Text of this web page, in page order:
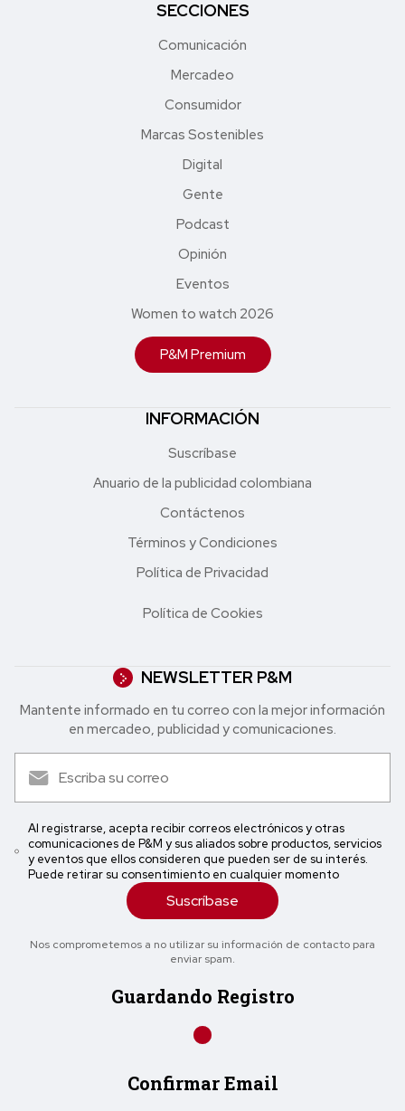
SECCIONES
Comunicación
Mercadeo
Consumidor
Marcas Sostenibles
Digital
Gente
Podcast
Opinión
Eventos
Women to watch 2026
P&M Premium
INFORMACIÓN
Suscríbase
Anuario de la publicidad colombiana
Contáctenos
Términos y Condiciones
Política de Privacidad
Política de Cookies
NEWSLETTER P&M
Mantente informado en tu correo con la mejor in formación
en mercadeo, publicidad y comunicaciones.
Al registrarse, acepta recibir correos electrónicos y otras
comunicaciones de P&M y sus aliados sobre productos, servicios
y eventos que ellos consideren que pueden ser de su interés.
Puede retirar su consentimiento en cualquier momento
Suscríbase
Nos comprometemos a no utilizar su información de contacto para
enviar spam.
Guardando Registro
Confirmar Email